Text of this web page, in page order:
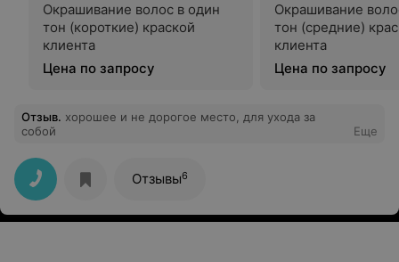
Окрашивание волос в один
тон (короткие) краской
клиента
Цена по запросу
Окрашивание
тон (средние)
клиента
Цена по запросу
Отзыв. хорошее и не дорогое место, для ухода за
собой
Еще
Отзывы6